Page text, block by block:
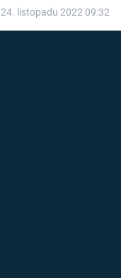
léky
24. listopadu 2022 09:32